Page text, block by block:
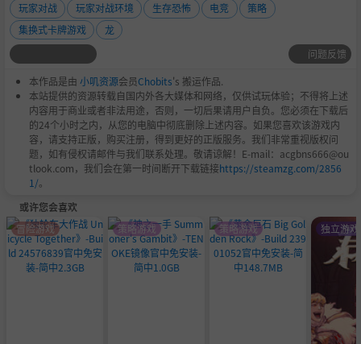
玩家对战
玩家对战环境 生存恐怖 电竞
策略
集换式卡牌游戏
龙
问题反馈
本作品是由 小叽资源会员Chobits's 搬运作品.
本站提供的资源转载自国内外各大媒体和网络，仅供试玩体验；不得将上述
内容用于商业或者非法用途，否则，一切后果请用户自负。您必须在下载后
的24个小时之内，从您的电脑中彻底删除上述内容。如果您喜欢该游戏内
容，请支持正版，购买注册，得到更好的正版服务。我们非常重视版权问
题，如有侵权请邮件与我们联系处理。敬请谅解！E-mail：acgbns666@ou
tlook.com，我们会在第一时间断开下载链接https://steamzg.com/2856
1/。
或许您会喜欢
冒险游戏 策略游戏 策略游戏 独立游戏